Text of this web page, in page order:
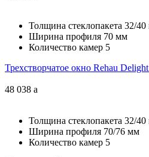
Толщина стеклопакета 32/
Ширина профиля 70 мм
Количество камер 5
Трехстворчатое окно Rehau
48 038 a
Толщина стеклопакета 32/
Ширина профиля 70/76 мм
Количество камер 5